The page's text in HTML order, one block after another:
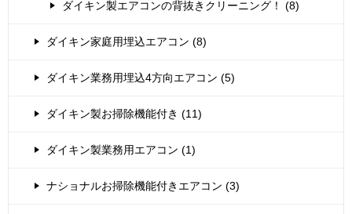
ダイキン製エアコンの背抜きクリーニング！ (8)
ダイキン家庭用埋込エアコン (8)
ダイキン業務用埋込4方向エアコン (5)
ダイキン製お掃除機能付き (11)
ダイキン製業務用エアコン (1)
ナショナルお掃除機能付きエアコン (3)